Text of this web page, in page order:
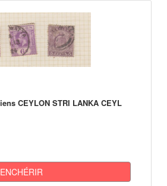
CEYLON STRI LANKA CEYL
ENCHÉRIR